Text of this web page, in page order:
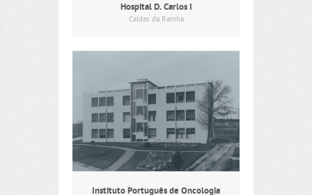
Hospital D. Carlos I
Caldas da Rainha
Instituto Português de Oncologia